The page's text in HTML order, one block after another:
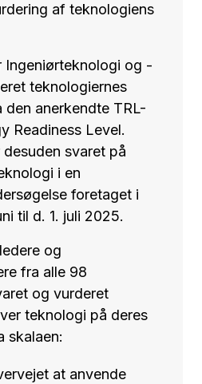
af teknologiens
Ingeniørteknologi og -
teknologiernes
den anerkendte TRL-
Readiness Level.
desuden svaret på
i en
foretaget i
til d. 1. juli 2025.
og
fra alle 98
og vurderet
teknologi på deres
skalaen:
at anvende